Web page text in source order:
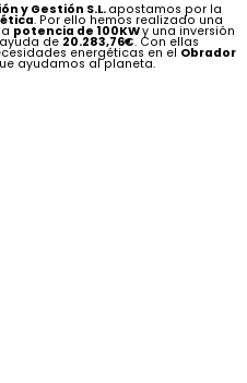
y Gestión S.L.apostamos por la
. Por ello hemos realizado una
potencia de 100KWy una inversión
de 20.283,76€. Con ellas
energéticas en el Obrador
ayudamos al planeta.